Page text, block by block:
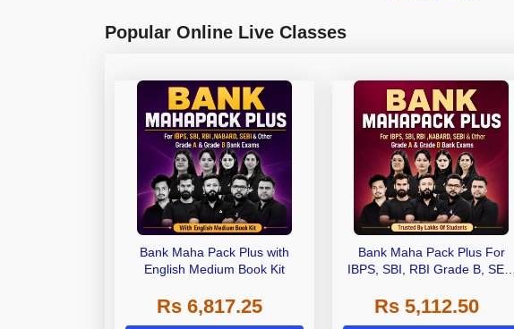
Popular Online Live Classes
Bank Maha Pack Plus with
English Medium Book Kit
Rs 6,817.25
Bank Maha Pack Plus For
IBPS, SBI, RBI Grade B, SEBI
Other Grade A & Grade B Bank
Exams
Rs 5,112.50